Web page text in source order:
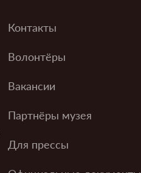
Контакты
Волонтёры
Вакансии
Партнёры музея
Для прессы